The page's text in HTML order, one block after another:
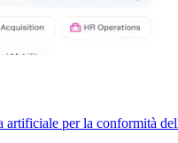
per la conformità